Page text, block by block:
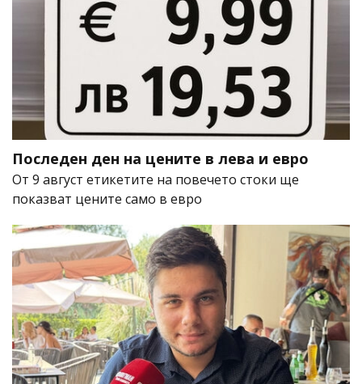
Последен ден на цените в лева и евро
От 9 август етикетите на повечето стоки ще
показват цените само в евро